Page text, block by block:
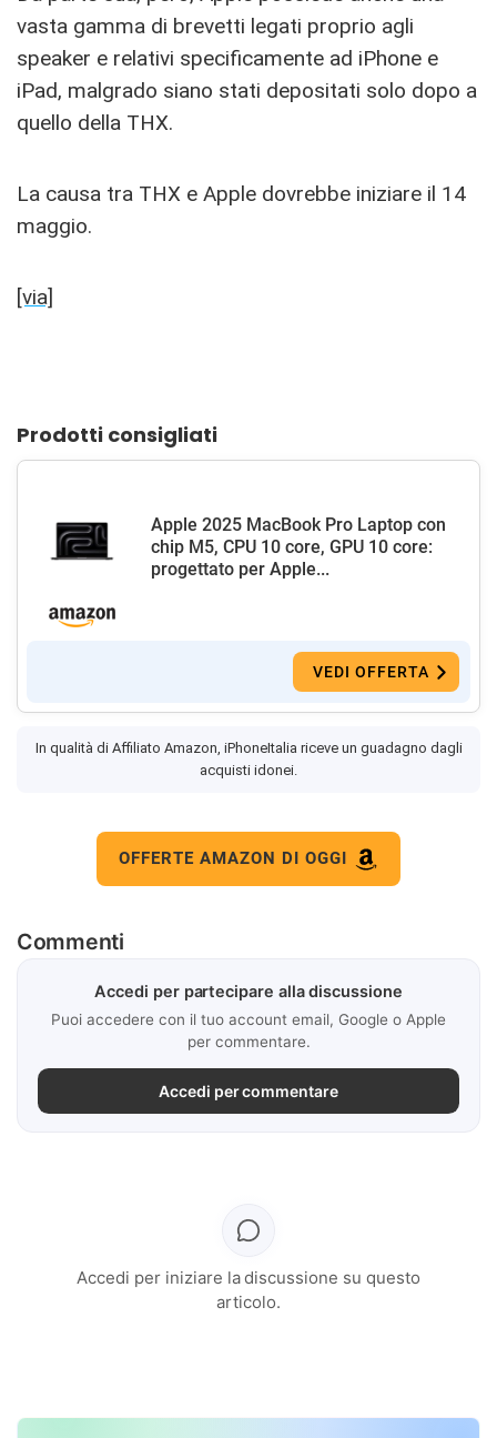
vasta gamma di brevetti legati proprio agli
speaker e relativi specificamente ad iPhone e
iPad, malgrado siano stati depositati solo dopo a
quello della THX.
La causa tra THX e Apple dovrebbe iniziare il 14
maggio.
[via]
Prodotti consigliati
Apple 2025 MacBook Pro Laptop con
chip M5, CPU 10 core, GPU 10 core:
progettato per Apple...
VEDI OFFERTA
In qualità di Affiliato Amazon, iPhoneItalia riceve un guadagno dagli
acquisti idonei.
OFFERTE AMAZON DI OGGI
Commenti
Accedi per partecipare alla discussione
Puoi accedere con il tuo account email, Google o Apple
per commentare.
Accedi per commentare
Accedi per iniziare la discussione su questo
articolo.